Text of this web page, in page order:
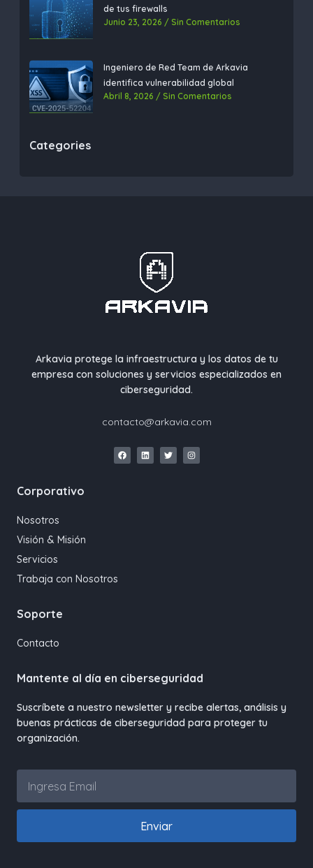
de tus firewalls
Junio 23, 2026
Sin Comentarios
Ingeniero de Red Team de Arkavia
identifica vulnerabilidad global
Abril 8, 2026
Sin Comentarios
Categories
Arkavia protege la infraestructura y los datos de tu
empresa con soluciones y servicios especializados en
ciberseguridad.
contacto@arkavia.com
Corporativo
Nosotros
Visión & Misión
Servicios
Trabaja con Nosotros
Soporte
Contacto
Mantente al día en ciberseguridad
Suscríbete a nuestro newsletter y recibe alertas, análisis y
buenas prácticas de ciberseguridad para proteger tu
organización.
Enviar